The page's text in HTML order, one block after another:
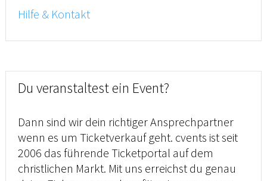
Hilfe & Kontakt
Du veranstaltest ein Event?
Dann sind wir dein richtiger Ansprechpartner
wenn es um Ticketverkauf geht. cvents ist seit
2006 das führende Ticketportal auf dem
christlichen Markt. Mit uns erreichst du genau